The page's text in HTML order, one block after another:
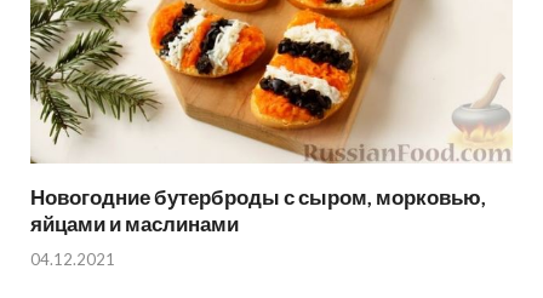
Новогодние бутерброды с сыром, морковью,
яйцами и маслинами
04.12.2021